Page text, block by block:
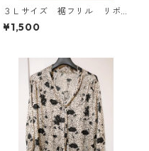
３Ｌサイズ 裾フリル リボ
ン付きタンクトップ ブラッ
ク KAE-4788
¥1,500